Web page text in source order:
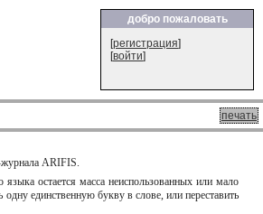
добро пожаловать
[регистрация]
[войти]
печать
журнала ARIFIS.
остается масса неиспользованных или мало
единственную букву в слове, или переставить